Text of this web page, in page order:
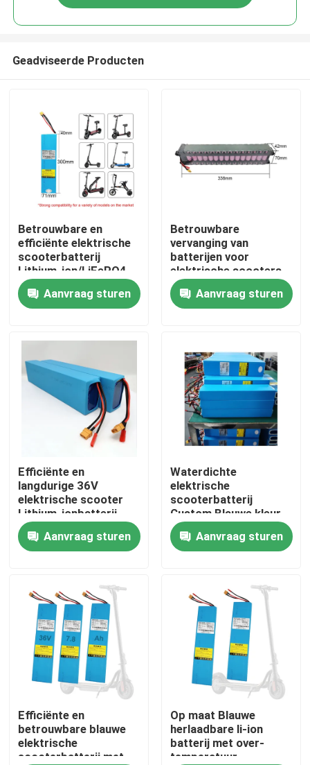
Huis
Producten
Ongeveer ons
Fabrieksreis
Kwaliteitscontrole
Contacteer ons
Verzoek om een Citaat
Batterijvermogen op zonne-energie
Draagbare Power Station-batterij
Geadviseerde Producten
Betrouwbare en
efficiënte elektrische
scooterbatterij
Lithium-ion/LiFePO4
Aanvraag sturen
Betrouwbare
vervanging van
batterijen voor
elektrische scooters
voor betere prestaties
Aanvraag sturen
Efficiënte en
langdurige 36V
elektrische scooter
Lithium-ionbatterij
Aanvraag sturen
Waterdichte
elektrische
scooterbatterij
Custom Blauwe kleur
en lange levensduur
36V Spanning
Aanvraag sturen
Efficiënte en
betrouwbare blauwe
elektrische
scooterbatterij met
Op maat Blauwe
herlaadbare li-ion
batterij met over-
temperatuur